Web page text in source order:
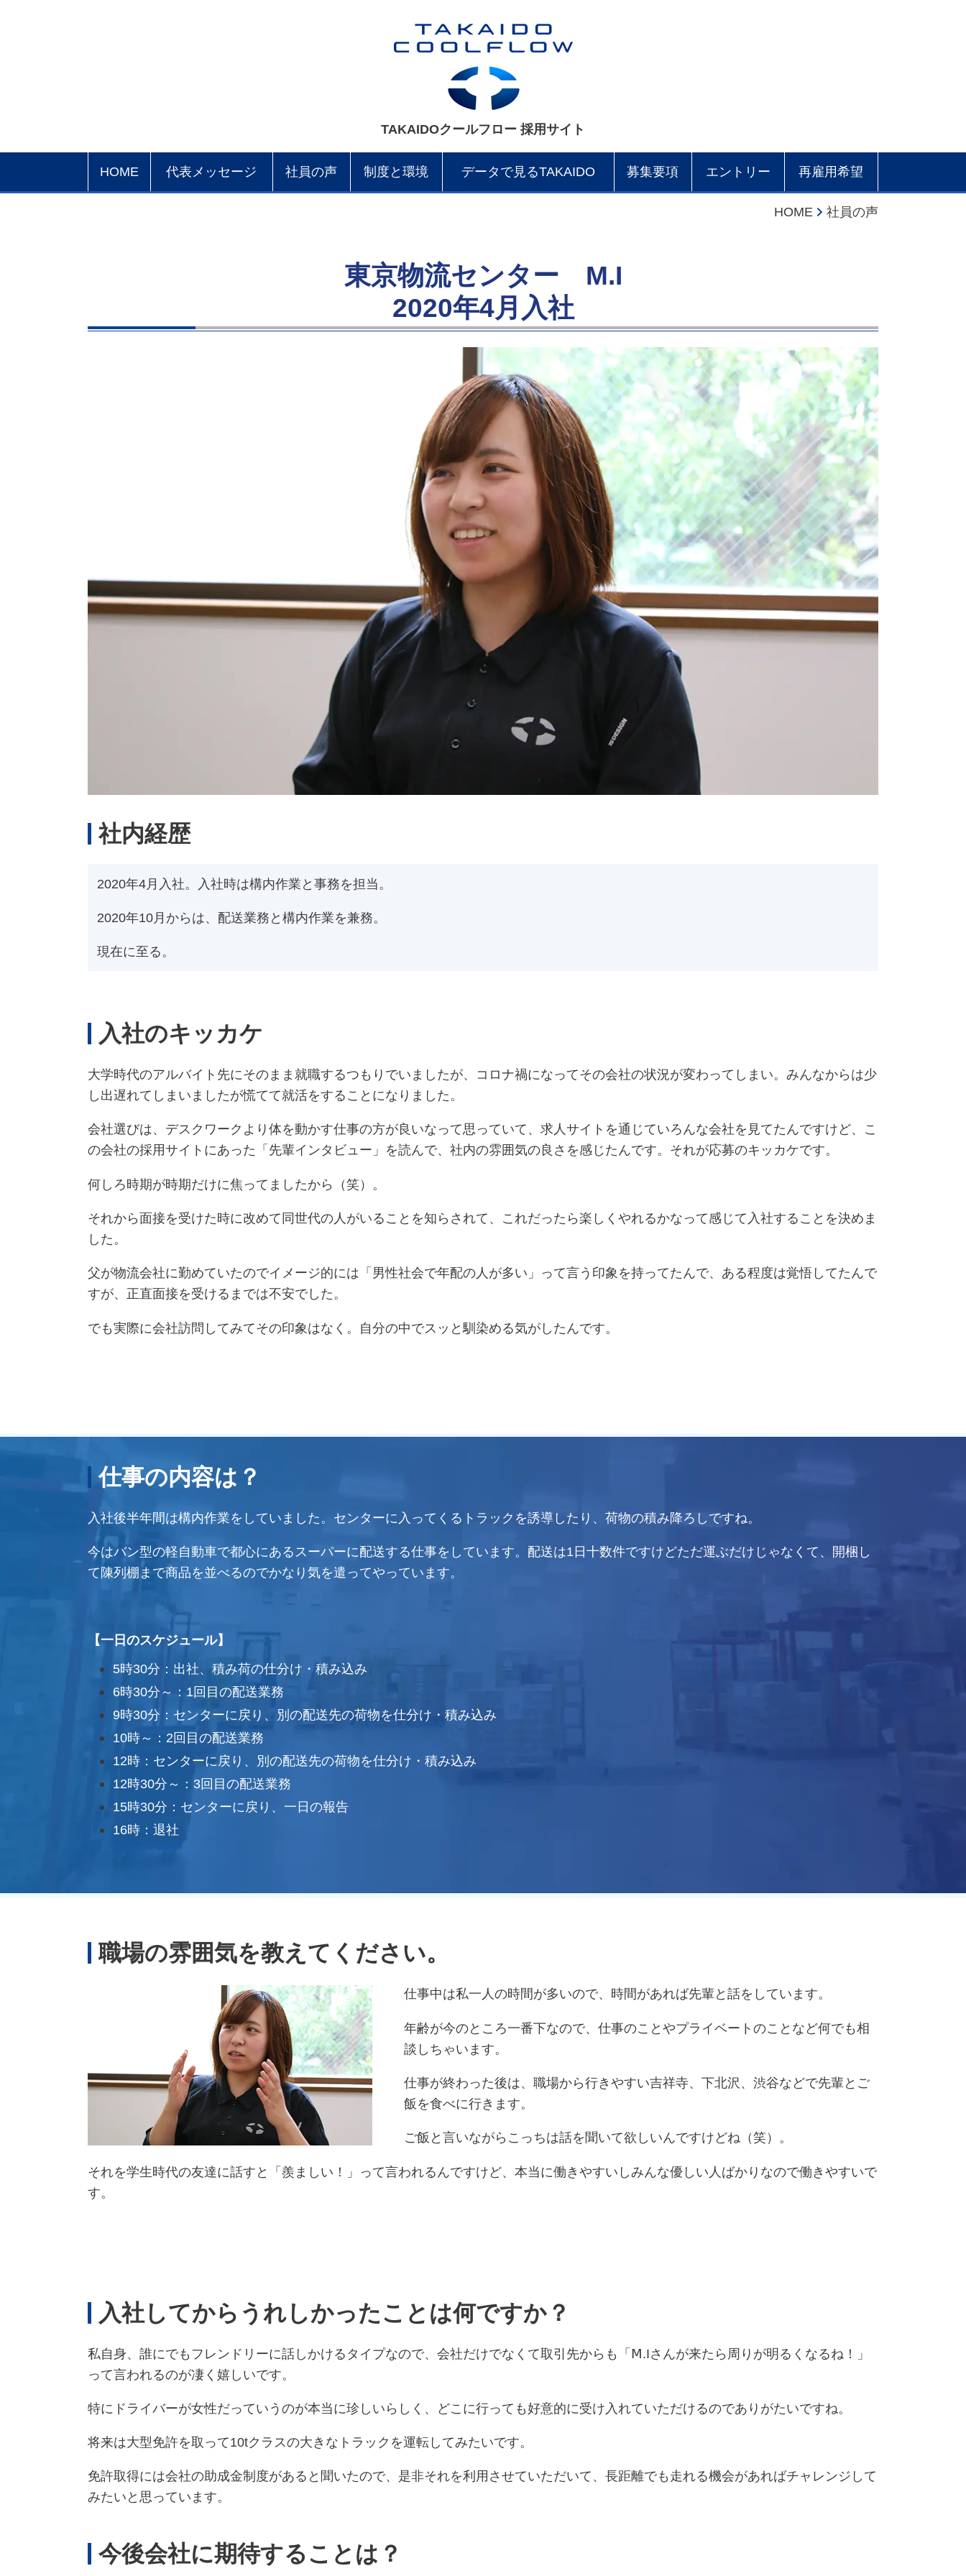
TAKAIDOクールフロー 採用サイト
HOME 代表メッセージ 社員の声 制度と環境 データで見るTAKAIDO 募集要項 エントリー 再雇用希望
HOME 社員の声
東京物流センター M.I
2020年4月入社
社内経歴
2020年4月入社。入社時は構内作業と事務を担当。
2020年10月からは、配送業務と構内作業を兼務。
現在に至る。
入社のキッカケ
大学時代のアルバイト先にそのまま就職するつもりでいましたが、コロナ禍になってその会社の状況が変わってしまい。みんなからは少
し出遅れてしまいましたが慌てて就活をすることになりました。
会社選びは、デスクワークより体を動かす仕事の方が良いなって思っていて、求人サイトを通じていろんな会社を見てたんですけど、こ
の会社の採用サイトにあった「先輩インタビュー」を読んで、社内の雰囲気の良さを感じたんです。それが応募のキッカケです。
何しろ時期が時期だけに焦ってましたから（笑）。
それから面接を受けた時に改めて同世代の人がいることを知らされて、これだったら楽しくやれるかなって感じて入社することを決めま
した。
父が物流会社に勤めていたのでイメージ的には「男性社会で年配の人が多い」って言う印象を持ってたんで、ある程度は覚悟してたんで
すが、正直面接を受けるまでは不安でした。
でも実際に会社訪問してみてその印象はなく。自分の中でスッと馴染める気がしたんです。
仕事の内容は？
入社後半年間は構内作業をしていました。 センターに入ってくるトラックを誘導したり、荷物の積み降ろしですね。
今はバン型の軽自動車で都心にあるスーパーに配送する仕事をしています。 配送は1日十数件ですけどただ運ぶだけじゃなくて、開梱し
て陳列棚まで商品を並べるのでかなり気を遣ってやっています。
【一日のスケジュール】
5時30分：出社、 積み荷の仕分け・積み込み
6時30分～：1回目の配送業務
9時30分：センターに戻り、別の配送先の荷物を仕分け・積み込み
10時～：2回目の配送業務
12時：センターに戻り、別の配送先の荷物を仕分け・積み込み
12時30分～：3回目の配送業務
15時30分：センターに戻り、一日の報告
16時：退社
職場の雰囲気を教えてください。
仕事中は私一人の時間が多いので、時間があれば先輩と話をしています。
年齢が今のところ一番下なので、仕事のことやプライベートのことなど何でも相
談しちゃいます。
仕事が終わった後は、職場から行きやすい吉祥寺、下北沢、渋谷などで先輩とご
飯を食べに行きます。
ご飯と言いながらこっちは話を聞いて欲しいんですけどね（笑）。
それを学生時代の友達に話すと「羨ましい！」って言われるんですけど、本当に働きやすいしみんな優しい人ばかりなので働きやすいで
す。
入社してからうれしかったことは何ですか？
私自身、誰にでもフレンドリーに話しかけるタイプなので、会社だけでなくて取引先からも「Ⅿ.Iさんが来たら周りが明るくなるね！」
って言われるのが凄く嬉しいです。
特にドライバーが女性だっていうのが本当に珍しいらしく、どこに行っても好意的に受け入れていただけるのでありがたいですね。
将来は大型免許を取って10tクラスの大きなトラックを運転してみたいです。
免許取得には会社の助成金制度があると聞いたので、是非それを利用させていただいて、長距離でも走れる機会があればチャレンジして
みたいと思っています。
今後会社に期待することは？